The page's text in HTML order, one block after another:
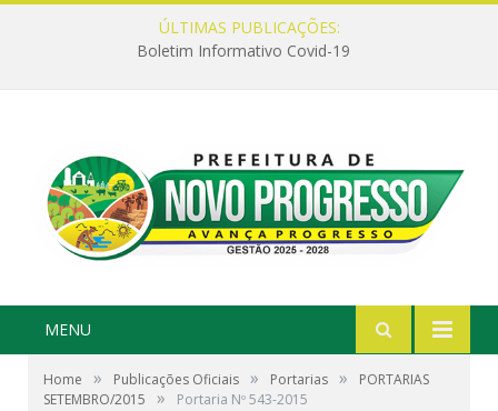
ÚLTIMAS PUBLICAÇÕES:
Boletim Informativo Covid-19
MENU
Home » Publicações Oficiais » Portarias »
PORTARIAS
SETEMBRO/2015
» Portaria Nº 543-2015